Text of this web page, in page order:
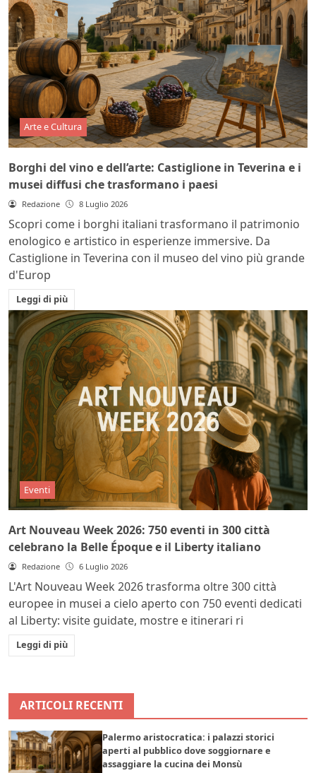
Arte e Cultura
Borghi del vino e dell’arte: Castiglione in Teverina e i
musei diffusi che trasformano i paesi
Redazione 8 Luglio 2026
Scopri come i borghi italiani trasformano il patrimonio
enologico e artistico in esperienze immersive. Da
Castiglione in Teverina con il museo del vino più grande
d'Europ
Leggi di più
Eventi
Art Nouveau Week 2026: 750 eventi in 300 città
celebrano la Belle Époque e il Liberty italiano
Redazione 6 Luglio 2026
L'Art Nouveau Week 2026 trasforma oltre 300 città
europee in musei a cielo aperto con 750 eventi dedicati
al Liberty: visite guidate, mostre e itinerari ri
Leggi di più
ARTICOLI RECENTI
Palermo aristocratica: i palazzi storici
aperti al pubblico dove soggiornare e
assaggiare la cucina dei Monsù